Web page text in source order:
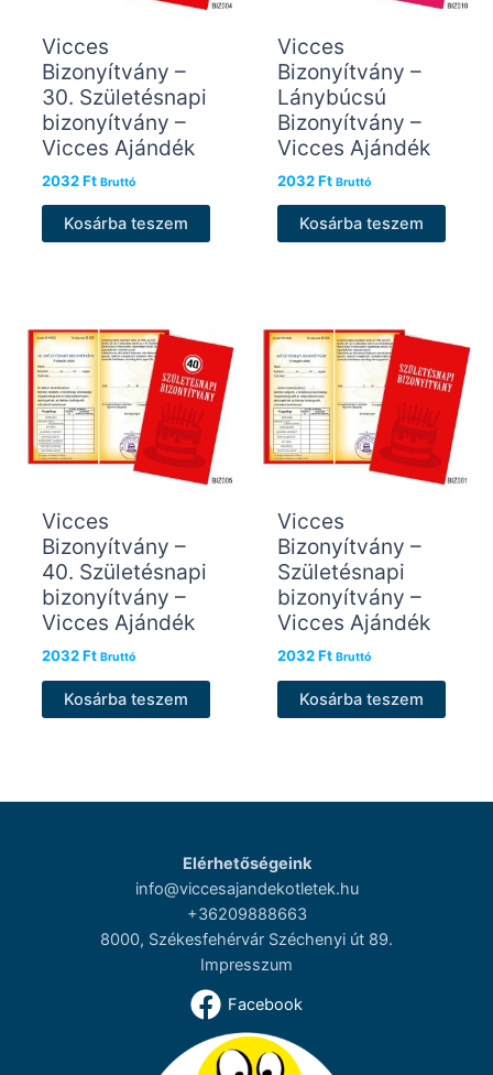
Vicces
Bizonyítvány –
30. Születésnapi
bizonyítvány –
Vicces Ajándék
2032Ft Bruttó
Kosárba teszem
Vicces
Bizonyítvány –
Lánybúcsú
Bizonyítvány –
Vicces Ajándék
2032Ft Bruttó
Kosárba teszem
Vicces
Bizonyítvány –
40. Születésnapi
bizonyítvány –
Vicces Ajándék
2032Ft Bruttó
Kosárba teszem
Vicces
Bizonyítvány –
Születésnapi
bizonyítvány –
Vicces Ajándék
2032Ft Bruttó
Kosárba teszem
Elérhetőségeink
info@viccesajandekotletek.hu
+36209888663
8000, Székesfehérvár Széchenyi út 89.
Impresszum
Facebook